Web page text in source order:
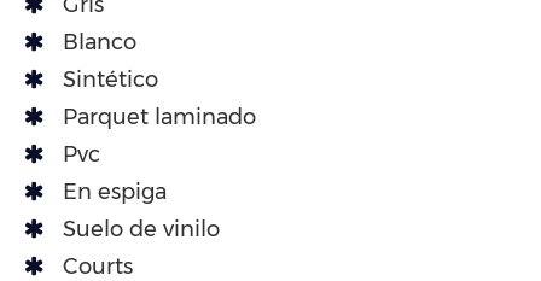
Blanco
Sintético
Parquet laminado
Pvc
En espiga
Suelo de vinilo
Courts